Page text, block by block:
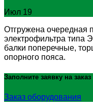
Июл 19
Отгружена очередная
электрофильтра типа
балки поперечные,
опорного пояса.
Заполните заявку на заказ
Заказ оборудования